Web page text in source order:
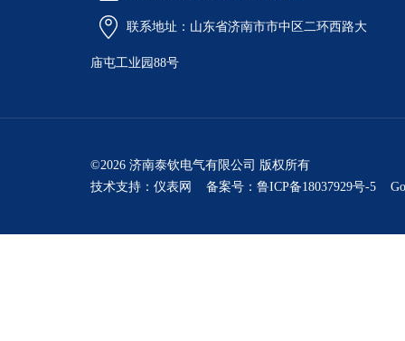
联系地址：山东省济南市市中区二环西路大
庙屯工业园88号
©2026 济南泰钦电气有限公司 版权所有
技术支持： 仪表网 备案号：鲁ICP备18037929号-5